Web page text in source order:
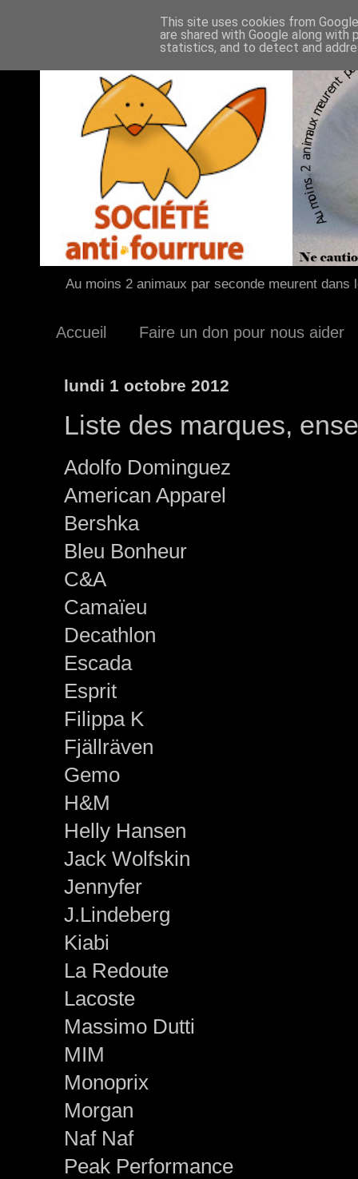
Au moins 2 animaux par seconde meurent
Accueil Faire un don pour nous aider
lundi 1 octobre 2012
Liste des marques,
Adolfo Dominguez
American Apparel
Bershka
Bleu Bonheur
C&A
Camaïeu
Decathlon
Escada
Esprit
Filippa K
Fjällräven
Gemo
H&M
Helly Hansen
Jack Wolfskin
Jennyfer
J.Lindeberg
Kiabi
La Redoute
Lacoste
Massimo Dutti
MIM
Monoprix
Morgan
Naf Naf
Peak Performance
This site uses cookies from
are shared with Google along
statistics, and to detect and